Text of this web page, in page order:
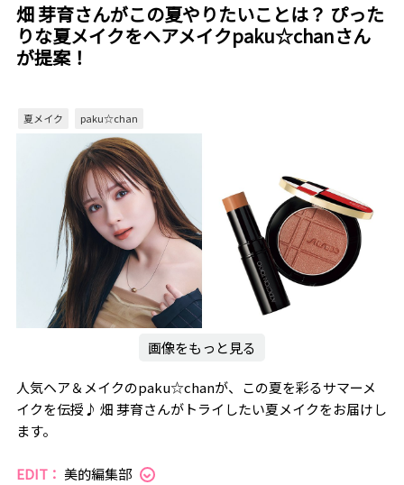
畑 芽育さんがこの夏やりたいことは？ ぴった
りな夏メイクをヘアメイクpaku☆chanさん
が提案！
夏メイク paku☆chan
画像をもっと見る
人気ヘア＆メイクのpaku☆chanが、この夏を彩るサマーメ
イクを伝授♪ 畑 芽育さんがトライしたい夏メイクをお届けし
ます。
EDIT： 美的編集部